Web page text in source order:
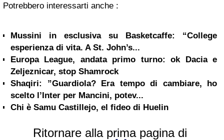
Potrebbero interessarti anche :
Mussini in esclusiva su Basketcaffe: “College
esperienza di vita. A St. John’s...
Europa League, andata primo turno: ok Dacia e
Zeljeznicar, stop Shamrock
Shaqiri: ”Guardiola? Era tempo di cambiare, ho
scelto l’Inter per Mancini, potev...
Chi è Samu Castillejo, el fideo di Huelin
Ritornare alla prima pagina di